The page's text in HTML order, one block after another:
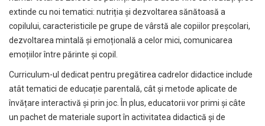
extinde cu noi tematici: nutriția și dezvoltarea sănătoasă a
copilului, caracteristicile pe grupe de vârstă ale copiilor preșcolari,
dezvoltarea mintală și emoțională a celor mici, comunicarea
emoțiilor între părinte și copil.
Curriculum-ul dedicat pentru pregătirea cadrelor didactice include
atât tematici de educație parentală, cât și metode aplicate de
învățare interactivă și prin joc. În plus, educatorii vor primi și câte
un pachet de materiale suport în activitatea didactică și de